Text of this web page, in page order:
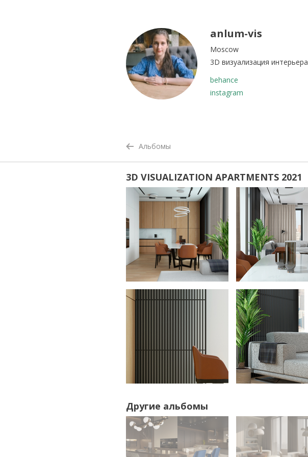
anlum-vis
Moscow
3D визуализация интерьера
behance
instagram
Альбомы
3D VISUALIZATION APARTMENTS 2021
Другие альбомы